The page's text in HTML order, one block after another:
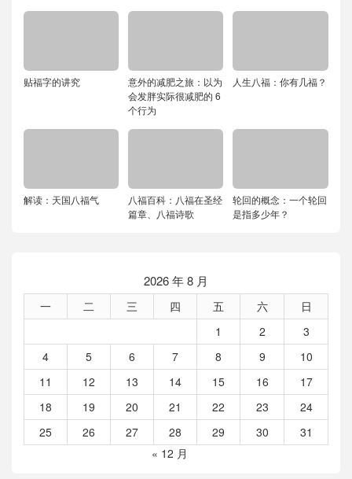
贴福字的讲究
意外的减肥之旅：以为
会发胖实际很减肥的 6
个行为
人生八福：你有几福？
解读：天国八福气
八福百科：八福在圣经
篇章、八福诗歌
轮回的概念：一个轮回
是指多少年？
2026 年 8 月
一 二 三 四 五 六
日
1
2
3
4
5 6 7 8 9
10
11
12 13 14 15 16
17
18
19 20 21 22 23
24
25
26 27 28 29 30
31
« 12 月